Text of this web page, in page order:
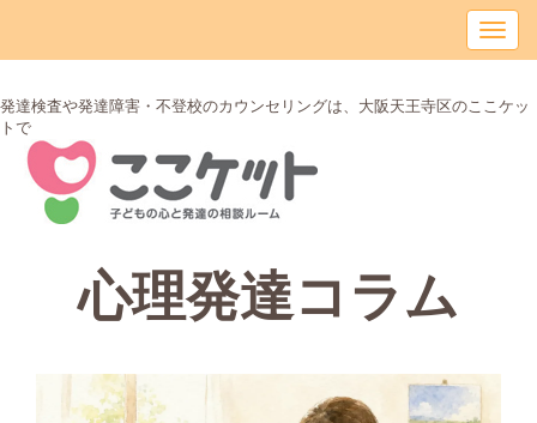
発達検査や発達障害・不登校のカウンセリングは、大阪天王寺区のここケッ
トで
心理発達コラム